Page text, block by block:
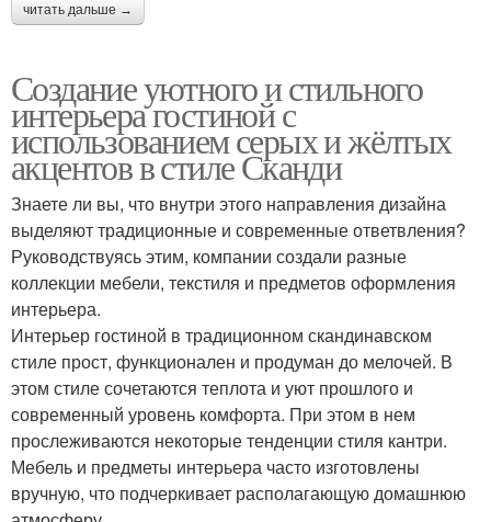
читать дальше →
Создание уютного и стильного
интерьера гостиной с
использованием серых и жёлтых
акцентов в стиле Сканди
Знаете ли вы, что внутри этого направления дизайна
выделяют традиционные и современные ответвления?
Руководствуясь этим, компании создали разные
коллекции мебели, текстиля и предметов оформления
интерьера.
Интерьер гостиной в традиционном скандинавском
стиле прост, функционален и продуман до мелочей. В
этом стиле сочетаются теплота и уют прошлого и
современный уровень комфорта. При этом в нем
прослеживаются некоторые тенденции стиля кантри.
Мебель и предметы интерьера часто изготовлены
вручную, что подчеркивает располагающую домашнюю